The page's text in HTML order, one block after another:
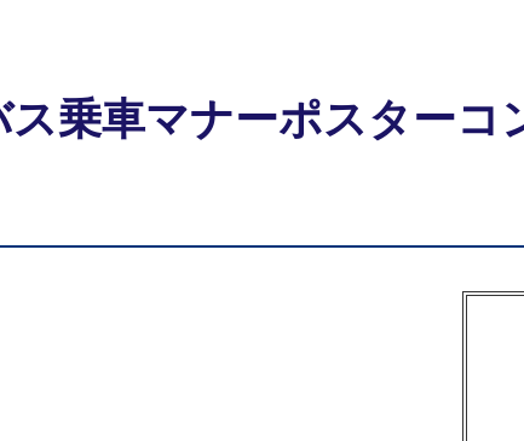
ス乗車マナーポスター